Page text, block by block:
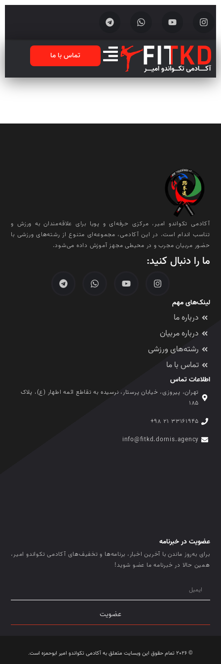
تماس با ما
آکادمی تکواندو امیر، مرکزی حرفه‌ای و پویا برای علاقه‌مندان به ورزش و
تناسب اندام است. در این آکادمی، مجموعه‌ای متنوع از رشته‌های ورزشی با
حضور مربیان مجرب و در محیطی مجهز آموزش داده می‌شود.
ما را دنبال کنید:
لینک‌های مهم
درباره ما
درباره مربیان
رشته‌های ورزشی
تماس با ما
اطلاعات تماس
تهران، پیروزی، خیابان پرستار، نرسیده به تقاطع ائمه اطهار (ع)، پلاک
۱۸۵
۳۳۱۶۱۹۴۵ ۲۱ ۹۸+
info@fitkd.dornis.agency
عضویت در خبرنامه
برای به‌روز ماندن با آخرین اخبار، برنامه‌ها و تخفیف‌های آکادمی تکواندو امیر،
همین حالا در خبرنامه ما عضو شوید!
عضویت
© 2026 تمام حقوق این وبسایت متعلق به آکادمی تکواندو امیر ابوحمزه است.